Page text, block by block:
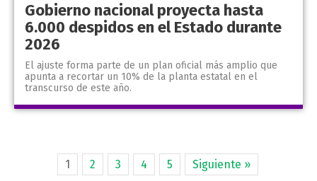
Gobierno nacional proyecta hasta
6.000 despidos en el Estado durante
2026
El ajuste forma parte de un plan oficial más amplio que
apunta a recortar un 10% de la planta estatal en el
transcurso de este año.
1 2 3 4 5 Siguiente »